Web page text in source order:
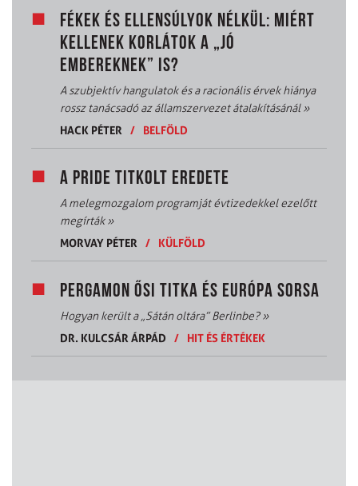
FÉKEK ÉS ELLENSÚLYOK NÉLKÜL: MIÉRT
KELLENEK KORLÁTOK A „JÓ
EMBEREKNEK” IS?
A szubjektív hangulatok és a racionális érvek hiánya
rossz tanácsadó az államszervezet átalakításánál»
HACK PÉTER
/ BELFÖLD
A PRIDE TITKOLT EREDETE
A melegmozgalom programját évtizedekkel ezelőtt
megírták»
MORVAY PÉTER
/ KÜLFÖLD
PERGAMON ŐSI TITKA ÉS EURÓPA SORSA
Hogyan került a „Sátán oltára” Berlinbe?»
DR. KULCSÁR ÁRPÁD
/ HIT ÉS ÉRTÉKEK